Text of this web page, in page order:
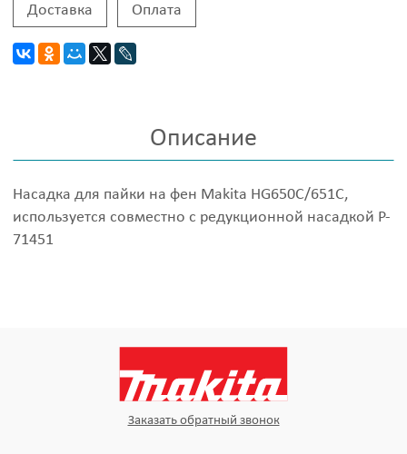
Доставка Оплата
Описание
Насадка для пайки на фен Makita HG650С/651С,
используется совместно с редукционной насадкой P-
71451
Заказать обратный звонок